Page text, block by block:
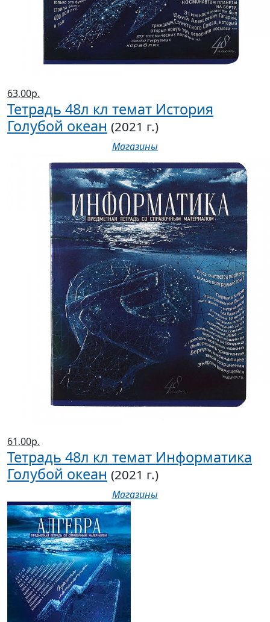
63,00р.
Тетрадь 48л кл темат История
Голубой океан (2021 г.)
Магазины
61,00р.
Тетрадь 48л кл темат Информатика
Голубой океан (2021 г.)
Магазины